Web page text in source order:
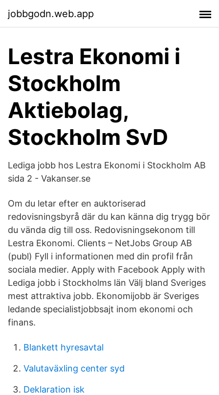
jobbgodn.web.app
Lestra Ekonomi i
Stockholm
Aktiebolag,
Stockholm SvD
Lediga jobb hos Lestra Ekonomi i Stockholm AB
sida 2 - Vakanser.se
Om du letar efter en auktoriserad
redovisningsbyrå där du kan känna dig trygg bör
du vända dig till oss. Redovisningsekonom till
Lestra Ekonomi. Clients – NetJobs Group AB
(publ) Fyll i informationen med din profil från
sociala medier. Apply with Facebook Apply with
Lediga jobb i Stockholms län Välj bland Sveriges
mest attraktiva jobb. Ekonomijobb är Sveriges
ledande specialistjobbsajt inom ekonomi och
finans.
Blankett hyresavtal
Valutaväxling center syd
Deklaration isk